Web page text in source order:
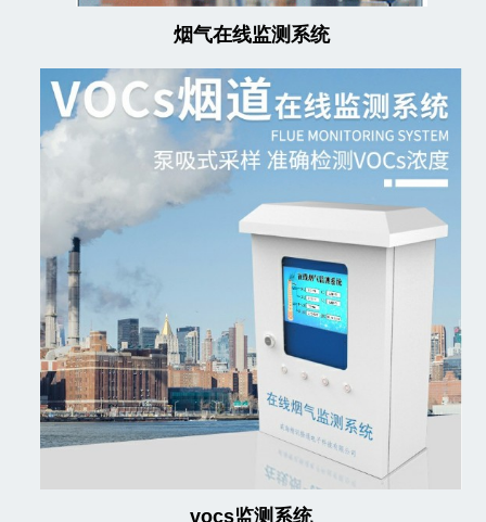
烟气在线监测系统
vocs监测系统